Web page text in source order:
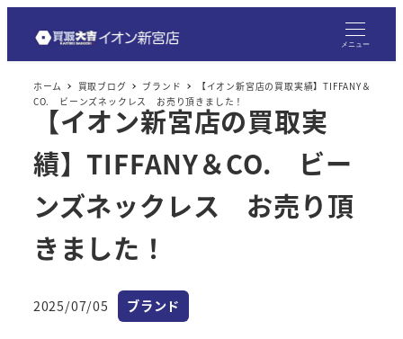
メニュー
ホーム 買取ブログ ブランド
【イオン新宮店の買取実績】TIFFANY＆
CO. ビーンズネックレス お売り頂きました！
【イオン新宮店の買取実
績】TIFFANY＆CO. ビー
ンズネックレス お売り頂
きました！
投稿日
2025/07/05 カテゴリー
ブランド